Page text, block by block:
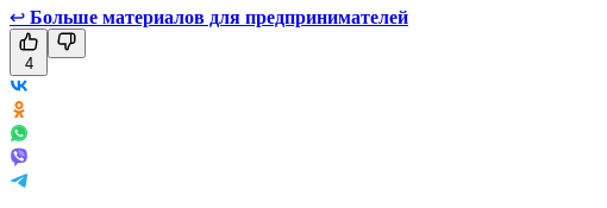
↩ Больше материалов для предпринимателей
4